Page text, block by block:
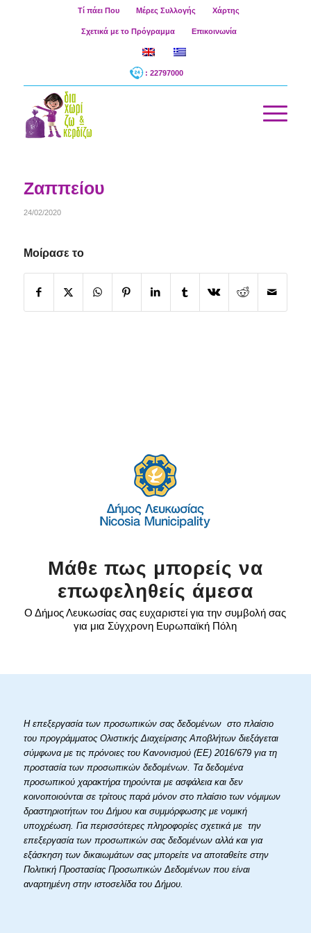
Τί πάει Που Μέρες Συλλογής Χάρτης
Σχετικά με το Πρόγραμμα Επικοινωνία
: 22797000
Ζαππείου
24/02/2020
Μοίρασε το
Μάθε πως μπορείς να
επωφεληθείς άμεσα
Ο Δήμος Λευκωσίας σας ευχαριστεί για την συμβολή σας
για μια Σύγχρονη Ευρωπαϊκή Πόλη
Η επεξεργασία των προσωπικών σας δεδομένων στο πλαίσιο
του προγράμματος Ολιστικής Διαχείρισης Αποβλήτων διεξάγεται
σύμφωνα με τις πρόνοιες του Κανονισμού (ΕΕ) 2016/679 για τη
προστασία των προσωπικών δεδομένων. Τα δεδομένα
προσωπικού χαρακτήρα τηρούνται με ασφάλεια και δεν
κοινοποιούνται σε τρίτους παρά μόνον στο πλαίσιο των νόμιμων
δραστηριοτήτων του Δήμου και συμμόρφωσης με νομική
υποχρέωση. Για περισσότερες πληροφορίες σχετικά με την
επεξεργασία των προσωπικών σας δεδομένων αλλά και για
εξάσκηση των δικαιωμάτων σας μπορείτε να αποταθείτε στην
Πολιτική Προστασίας Προσωπικών Δεδομένων που είναι
αναρτημένη στην ιστοσελίδα του Δήμου.